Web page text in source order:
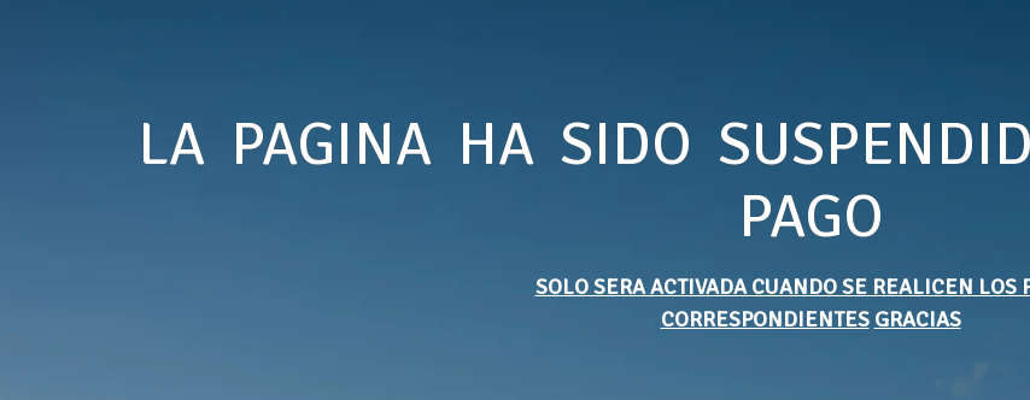
LA PAGINA HA SIDO
PAGO
SOLO SERA ACTIVADA CUANDO SE REALICEN LOS
CORRESPONDIENTES GRACIAS